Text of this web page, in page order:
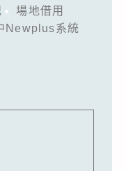
場地借用
Newplus系統